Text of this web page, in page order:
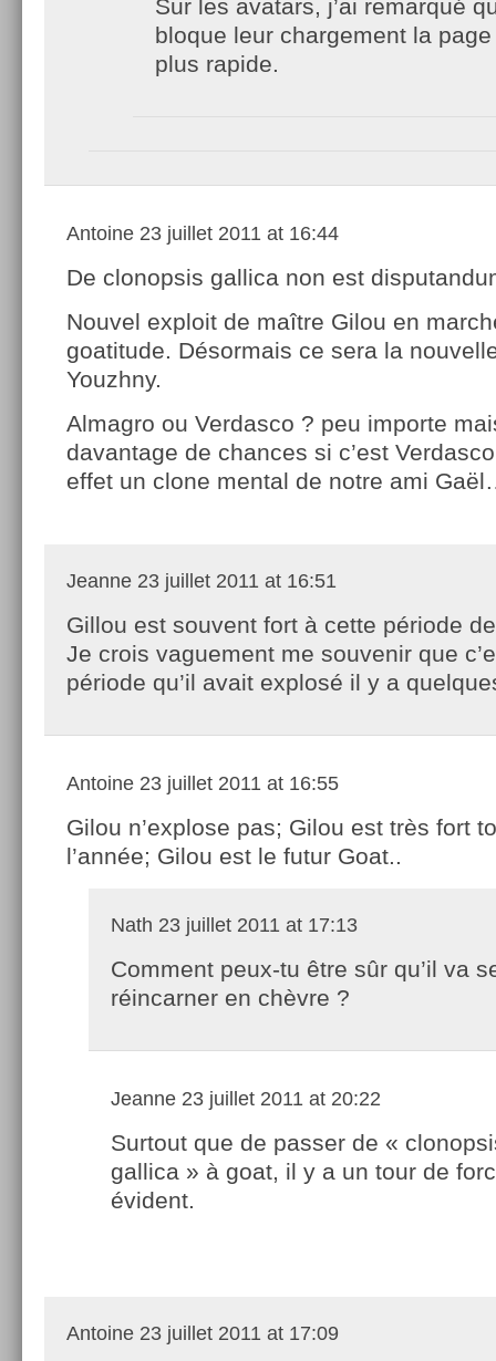
Sur les avatars, j’ai remarqué
bloque leur chargement la
plus rapide.
Antoine 23 juillet 2011 at 16:44
De clonopsis gallica non est
Nouvel exploit de maître Gilou en
goatitude. Désormais ce sera la
Youzhny.
Almagro ou Verdasco ? peu importe
davantage de chances si c’est
effet un clone mental de notre ami
Jeanne 23 juillet 2011 at 16:51
Gillou est souvent fort à cette période
Je crois vaguement me souvenir que
période qu’il avait explosé il y a
Antoine 23 juillet 2011 at 16:55
Gilou n’explose pas; Gilou est très fort
l’année; Gilou est le futur Goat..
Nath 23 juillet 2011 at 17:13
Comment peux-tu être sûr qu’il va
réincarner en chèvre ?
Jeanne 23 juillet 2011 at 20:22
Surtout que de passer de «
gallica » à goat, il y a un tour de
évident.
Antoine 23 juillet 2011 at 17:09